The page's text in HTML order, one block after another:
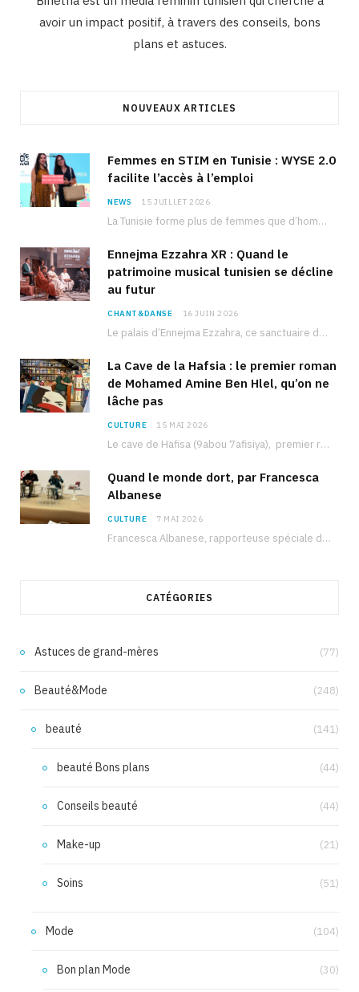
avoir un impact positif, à travers des conseils, bons
plans et astuces.
NOUVEAUX ARTICLES
Femmes en STIM en Tunisie : WYSE 2.0
facilite l’accès à l’emploi
NEWS 15 JUILLET 2026
La Tunisie forme plus de femmes que d’hommes dans les filières scientifiques. Pourtant, pour beaucoup…
Ennejma Ezzahra XR : Quand le
patrimoine musical tunisien se décline
au futur
CHANT&DANSE 16 JUIN 2026
Le palais d’Ennejma Ezzahra, ce sanctuaire de la musique tunisienne et méditerranéenne construit par le…
La Cave de la Hafsia : le premier roman
de Mohamed Amine Ben Hlel, qu’on ne
lâche pas
CULTURE 15 MAI 2026
Le cave de Hafisa (9abou 7afisiya), premier roman du journaliste tunisien Mohamed Amine Ben Hlel,…
Quand le monde dort, par Francesca
Albanese
CULTURE 7 MAI 2026
Francesca Albanese, rapporteuse spéciale de l’ONU sur les territoires palestiniens occupés, était à Tunis pour…
CATÉGORIES
Astuces de grand-mères (77)
Beauté&Mode (248)
beauté (141)
beauté Bons plans (44)
Conseils beauté (44)
Make-up (21)
Soins (51)
Mode (104)
Bon plan Mode (30)